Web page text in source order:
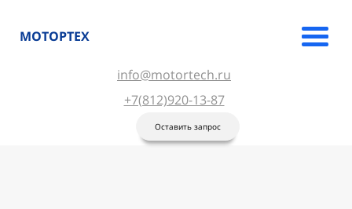
МОТОРТЕХ
info@motortech.ru
+7(812)920-13-87
Оставить запрос